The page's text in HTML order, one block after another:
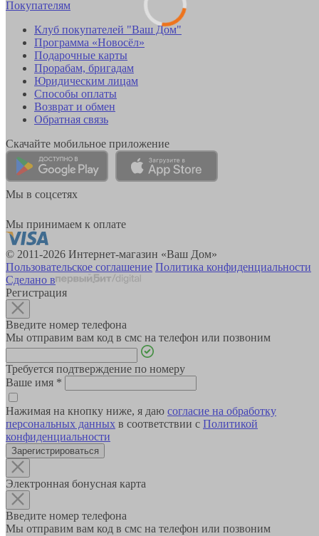
Покупателям
Клуб покупателей "Ваш Дом"
Программа «Новосёл»
Подарочные карты
Прорабам, бригадам
Юридическим лицам
Способы оплаты
Возврат и обмен
Обратная связь
Скачайте мобильное приложение
Мы в соцсетях
Мы принимаем к оплате
© 2011-2026 Интернет-магазин «Ваш Дом»
Пользовательское соглашение Политика конфиденциальности
Сделано в
Регистрация
Введите номер телефона
Мы отправим вам код в смс на телефон или позвоним
Требуется подтверждение по номеру
Ваше имя *
Нажимая на кнопку ниже, я даю согласие на обработку
персональных данных в соответствии с Политикой
конфиденциальности
Зарегистрироваться
Электронная бонусная карта
Введите номер телефона
Мы отправим вам код в смс на телефон или позвоним